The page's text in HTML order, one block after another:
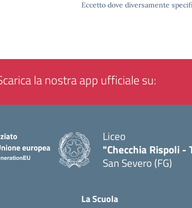
Eccetto dove diversamente
la nostra app ufficiale su:
Liceo
"Checchia Rispoli -
San Severo (FG)
La Scuola